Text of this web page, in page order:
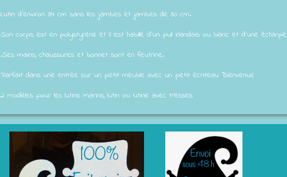
Lutin d'environ 34 cm sans les jambes et jambes de 30 cm.
Son corps est en polystyrène et Il est habillé d'un pull irlandais ou blanc et d'une écharpe
.Ses mains, chaussures et bonnet sont en feutrine.
Parfait dans une entrée sur un petit meuble avec un petit écriteau Bienvenue
2 modèles pour les lutins marins, lutin ou lutine avec tresses